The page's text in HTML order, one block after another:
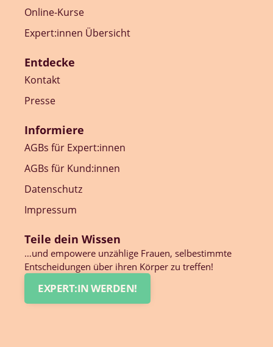
Online-Kurse
Expert:innen Übersicht
Entdecke
Kontakt
Presse
Informiere
AGBs für Expert:innen
AGBs für Kund:innen
Datenschutz
Impressum
Teile dein Wissen
…und empowere unzählige Frauen, selbestimmte
Entscheidungen über ihren Körper zu treffen!
EXPERT:IN WERDEN!